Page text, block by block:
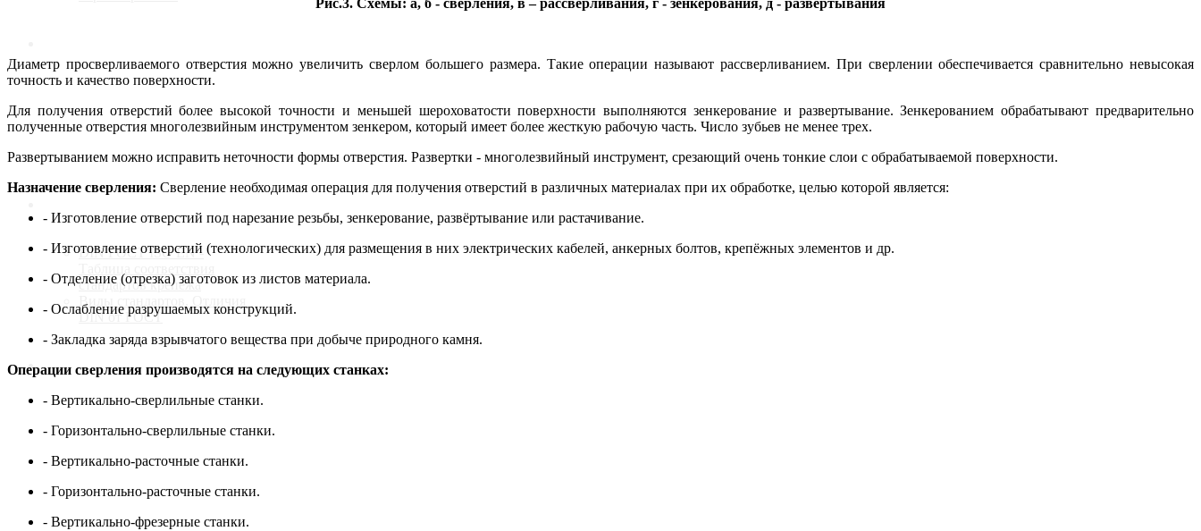
Доставка
DIN ГОСТ ISO EN -
стандартов крепежа
Виды стандартов. Отличия
DIN от ГОСТ
Контакты
Рис.3. Схемы: а, б - сверления, в – рассверливания, г - зенкерования, д - развертывания
Диаметр просверливаемого отверстия можно увеличить сверлом большего размера. Такие операции называют рассверливанием. При сверлении обеспечивается сравнительно невысокая
точность и качество поверхности.
Для получения отверстий более высокой точности и меньшей шероховатости поверхности выполняются зенкерование и развертывание. Зенкерованием обрабатывают предварительно
полученные отверстия многолезвийным инструментом зенкером, который имеет более жесткую рабочую часть. Число зубьев не менее трех.
Развертыванием можно исправить неточности формы отверстия. Развертки - многолезвийный инструмент, срезающий очень тонкие слои с обрабатываемой поверхности.
Назначение сверления: Сверление необходимая операция для получения отверстий в различных материалах при их обработке, целью которой является:
- Изготовление отверстий под нарезание резьбы, зенкерование, развёртывание или растачивание.
- Изготовление отверстий (технологических) для размещения в них электрических кабелей, анкерных болтов, крепёжных элементов и др.
- Отделение (отрезка) заготовок из листов материала.
- Ослабление разрушаемых конструкций.
- Закладка заряда взрывчатого вещества при добыче природного камня.
Операции сверления производятся на следующих станках:
- Вертикально-сверлильные станки.
- Горизонтально-сверлильные станки.
- Вертикально-расточные станки.
- Горизонтально-расточные станки.
- Вертикально-фрезерные станки.